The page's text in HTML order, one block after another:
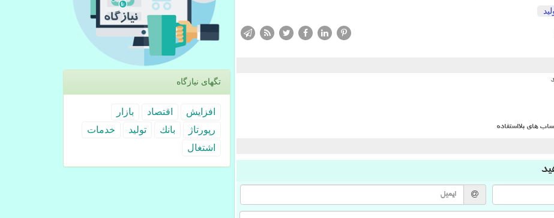
های بلااستفاده
تگهای نیازگاه
افزایش اقتصاد
بازار
رپورتاژ
بانك تولید
خدمات
اشتغال